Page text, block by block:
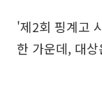
'제2회 핑계고
한 가운데, 대